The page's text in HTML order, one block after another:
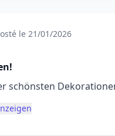
le 21/01/2026
schönsten